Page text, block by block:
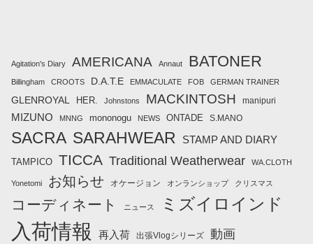
Agitation's Diary AMERICANA Annaut BATONER
Billingham CROOTS D.A.T.E EMMACULATE FOB GERMAN TRAINER
GLENROYAL HER. Johnstons MACKINTOSH manipuri
MIZUNO MNNG mononogu NEWS ONTADE S.MANO
SACRA SARAHWEAR STAMP AND DIARY
TAMPICO TICCA Traditional Weatherwear WA.CLOTH
Yonetomi お知らせ オケージョン オンランショップ クリスマス
コーディネート ニュース ミズイロインド
入荷情報 再入荷 出張Vlogシリーズ 動画